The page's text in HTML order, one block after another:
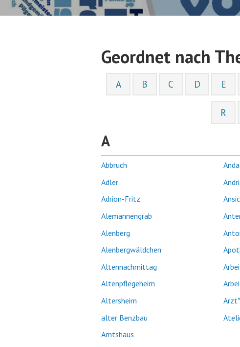
Geordnet nach
A B C D E
R
A
Abbruch
Adler
Adrion-Fritz
Alemannengrab
Alenberg
Alenbergwäldchen
Altennachmittag
Altenpflegeheim
Altersheim
alter Benzbau
Amtshaus